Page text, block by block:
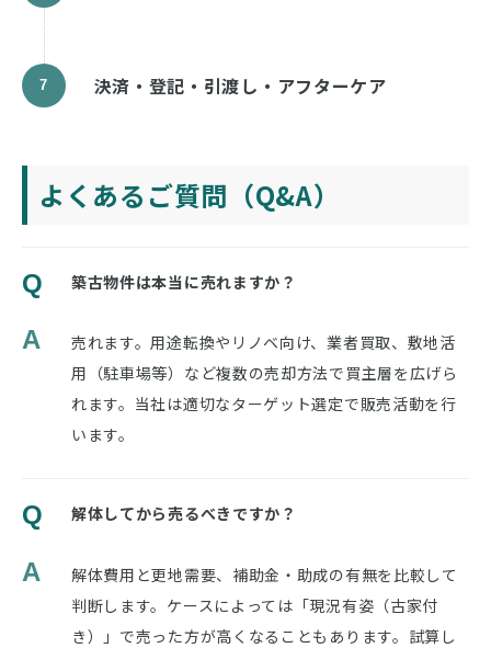
決済・登記・引渡し・アフターケア
よくあるご質問（Q&A）
Q 築古物件は本当に売れますか？
A
売れます。用途転換やリノベ向け、業者買取、敷地活
用（駐車場等）など複数の売却方法で買主層を広げら
れます。当社は適切なターゲット選定で販売活動を行
います。
Q 解体してから売るべきですか？
A
解体費用と更地需要、補助金・助成の有無を比較して
判断します。ケースによっては「現況有姿（古家付
き）」で売った方が高くなることもあります。試算し